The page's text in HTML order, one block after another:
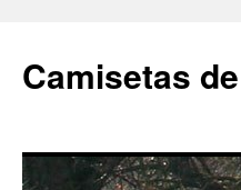
Camisetas